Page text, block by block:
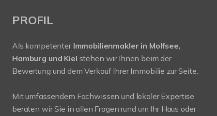
PROFIL
Als kompetenter Immobilienmakler in Molfsee,
Hamburg und Kiel stehen wir Ihnen beim der
Bewertung und dem Verkauf Ihrer Immobilie zur Seite.
Mit umfassendem Fachwissen und lokaler Expertise
beraten wir Sie in allen Fragen rund um Ihr Haus oder